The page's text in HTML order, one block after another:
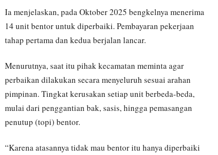
Ia menjelaskan, pada Oktober 2025 bengkelnya menerima
14 unit bentor untuk diperbaiki. Pembayaran pekerjaan
tahap pertama dan kedua berjalan lancar.
Menurutnya, saat itu pihak kecamatan meminta agar
perbaikan dilakukan secara menyeluruh sesuai arahan
pimpinan. Tingkat kerusakan setiap unit berbeda-beda,
mulai dari penggantian bak, sasis, hingga pemasangan
penutup (topi) bentor.
“Karena atasannya tidak mau bentor itu hanya diperbaiki